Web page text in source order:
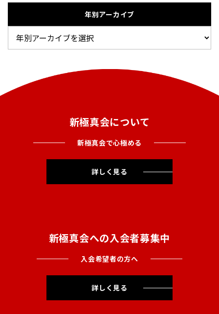
年別アーカイブ
新極真会について
新極真会で心極める
詳しく見る
新極真会への入会者募集中
入会希望者の方へ
詳しく見る